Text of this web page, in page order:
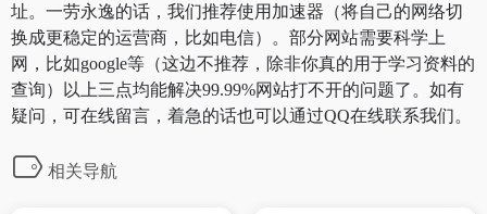
址。一劳永逸的话，我们推荐使用加速器（将自己的网络切
换成更稳定的运营商，比如电信）。部分网站需要科学上
网，比如google等（这边不推荐，除非你真的用于学习资料的
查询）以上三点均能解决99.99%网站打不开的问题了。如有
疑问，可在线留言，着急的话也可以通过QQ在线联系我们。
相关导航